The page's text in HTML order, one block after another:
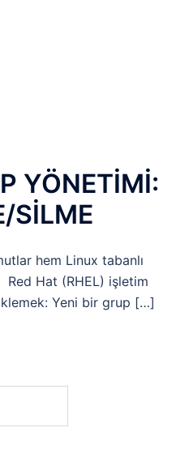
YÖNETİMİ:
SİLME
hem Linux tabanlı
Red Hat (RHEL) işletim
Yeni bir grup […]